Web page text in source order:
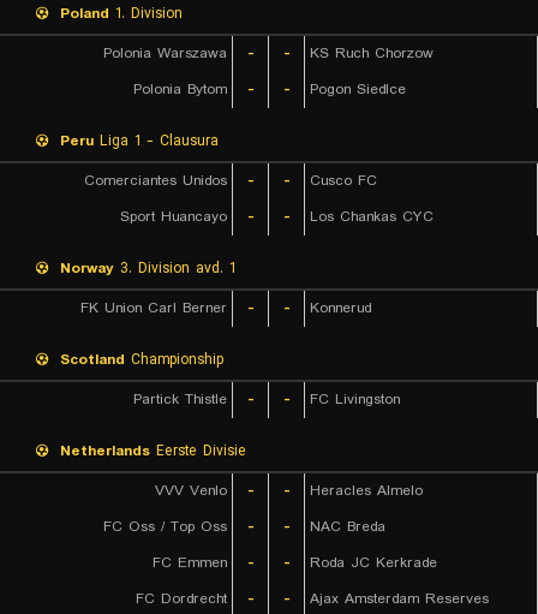
Poland 1. Division
Polonia Warszawa
- -
KS Ruch Chorzow
Polonia Bytom
- - Pogon Siedlce
Peru Liga 1 - Clausura
Comerciantes Unidos
- -
Cusco FC
Sport Huancayo
- - Los Chankas CYC
Norway 3. Division avd. 1
FK Union Carl Berner
- - Konnerud
Scotland Championship
Partick Thistle
- - FC Livingston
Netherlands Eerste Divisie
VVV Venlo
- -
Heracles Almelo
FC Oss / Top Oss
- -
NAC Breda
FC Emmen
- -
Roda JC Kerkrade
FC Dordrecht
- -
Ajax Amsterdam Reserves